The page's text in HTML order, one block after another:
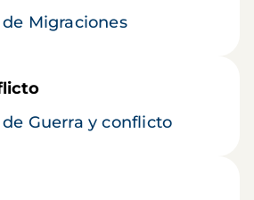
Migraciones
Guerra y conflicto